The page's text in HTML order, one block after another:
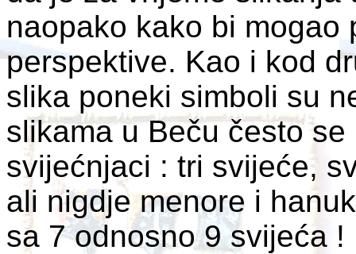
naopako kako bi mogao
perspektive. Kao i kod
slika poneki simboli su
slikama u Beču često
svijećnjaci : tri svijeće,
ali nigdje menore i
sa 7 odnosno 9 svijeća !